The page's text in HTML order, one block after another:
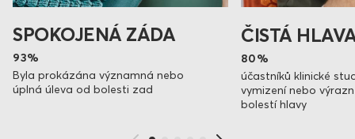
SPOKOJENÁ ZÁDA
93%
Byla prokázána významná nebo
úplná úleva od bolesti zad
ČISTÁ
80%
účastníků klinické
vymizení nebo
bolestí hlavy